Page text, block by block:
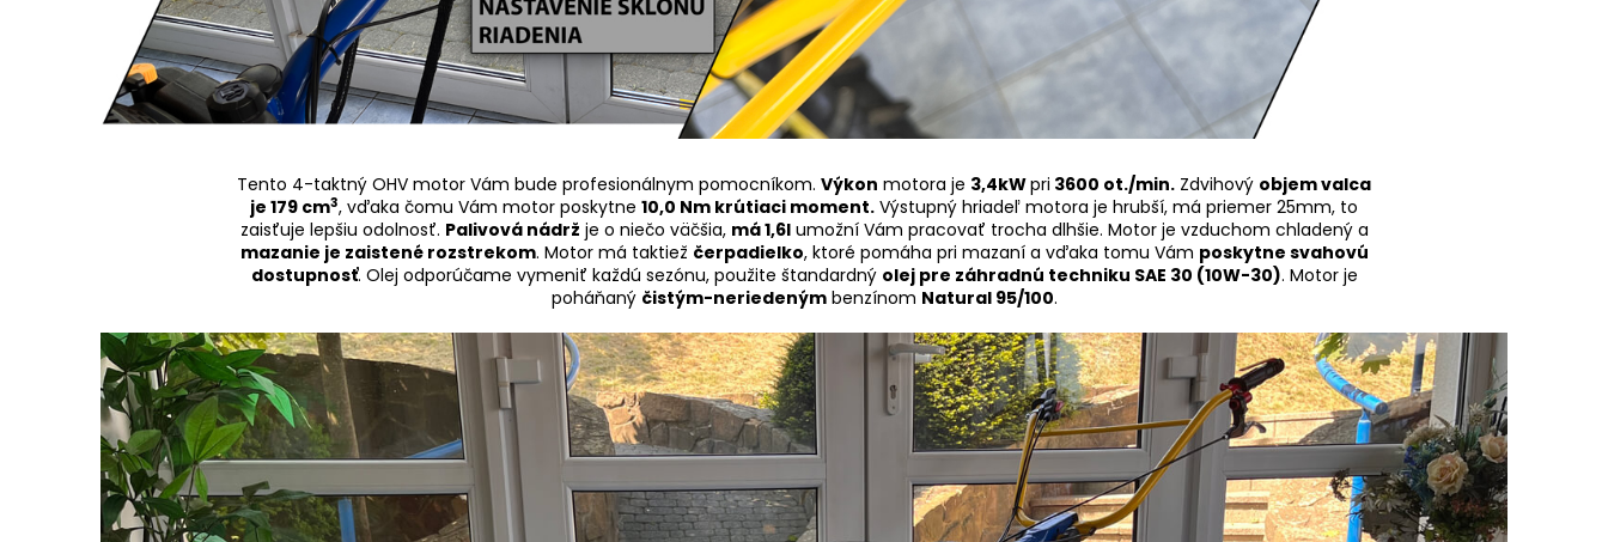
Tento 4-taktný OHV motor Vám bude profesionálnym pomocníkom. Výkon motora je 3,4kWpri 3600 ot./min. Zdvihový objem valca
je 179 cm3, vďaka čomu Vám motor poskytne 10,0 Nm krútiaci moment. Výstupný hriadeľ motora je hrubší, má priemer 25mm, to
zaisťuje lepšiu odolnosť. Palivová nádrž je o niečo väčšia, má 1,6lumožní Vám pracovať trocha dlhšie. Motor je vzduchom chladený a
mazanie je zaistené rozstrekom. Motor má taktiež čerpadielko, ktoré pomáha pri mazaní a vďaka tomu Vám poskytne svahovú
dostupnosť. Olej odporúčame vymeniť každú sezónu, použite štandardný olej pre záhradnú techniku SAE 30 (10W-30). Motor je
poháňaný čistým-neriedenýmbenzínom Natural 95/100.